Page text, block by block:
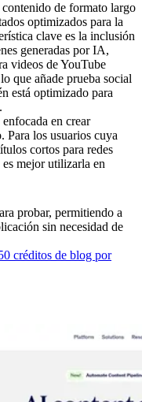
de formato largo
optimizados para la
clave es la inclusión
generadas por IA,
videos de YouTube
que añade prueba social
está optimizado para
en crear
Para los usuarios cuya
cortos para redes
mejor utilizarla en
probar, permitiendo a
sin necesidad de
créditos de blog por